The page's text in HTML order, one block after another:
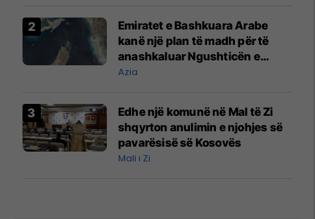
Emiratet e Bashkuara Arabe
kanë një plan të madh për të
anashkaluar Ngushticën e
Hormuzit
Azia
Edhe një komunë në Mal të Zi
shqyrton anulimin e njohjes së
pavarësisë së Kosovës
Mali i Zi